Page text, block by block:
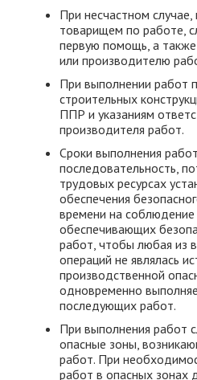
При несчастном
товарищем по работе,
первую помощь, а
или производителю
При выполнении работ
строительных
ППР и указаниям
производителя работ.
Сроки выполнения
последовательность,
трудовых ресурсах
обеспечения
времени на
обеспечивающих
работ, чтобы любая из
операций не являлась
производственной
одновременно
последующих работ.
При выполнения работ
опасные зоны,
работ. При
работ в опасных зонах